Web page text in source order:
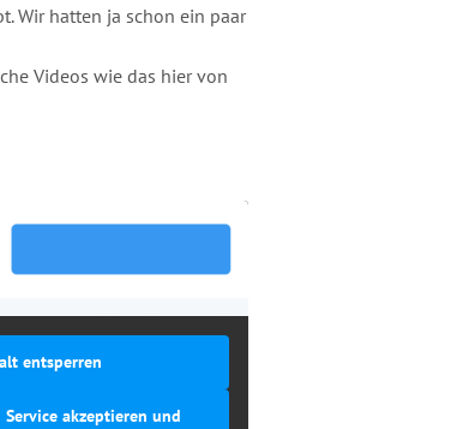
Wir hatten ja schon ein paar
Videos wie das hier von
entsperren
akzeptieren und